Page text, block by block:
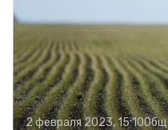
2 февраля 2023, 15:10